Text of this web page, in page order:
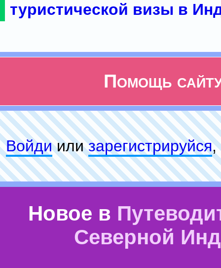
туристической визы в
Помощь
Войдиилизарeгиcтpируйся,
Новое в
Северной